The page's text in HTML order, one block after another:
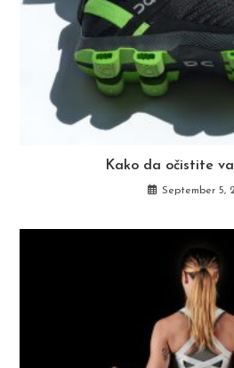
Kako da očistite
September 5,